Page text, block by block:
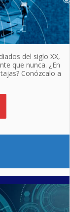
del siglo XX,
que nunca. ¿En
Conózcalo a